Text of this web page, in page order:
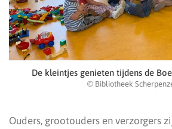
De kleintjes genieten tijdens de
© Bibliotheek
Ouders, grootouders en verzorgers